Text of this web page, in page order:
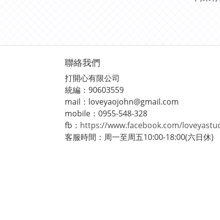
聯絡我們
打開心有限公司
統編：90603559
mail：loveyaojohn@gmail.com
mobile：0955-548-328
fb： https://www.facebook.com/
客服時間：周一至周五10:00-18:00(六日休)